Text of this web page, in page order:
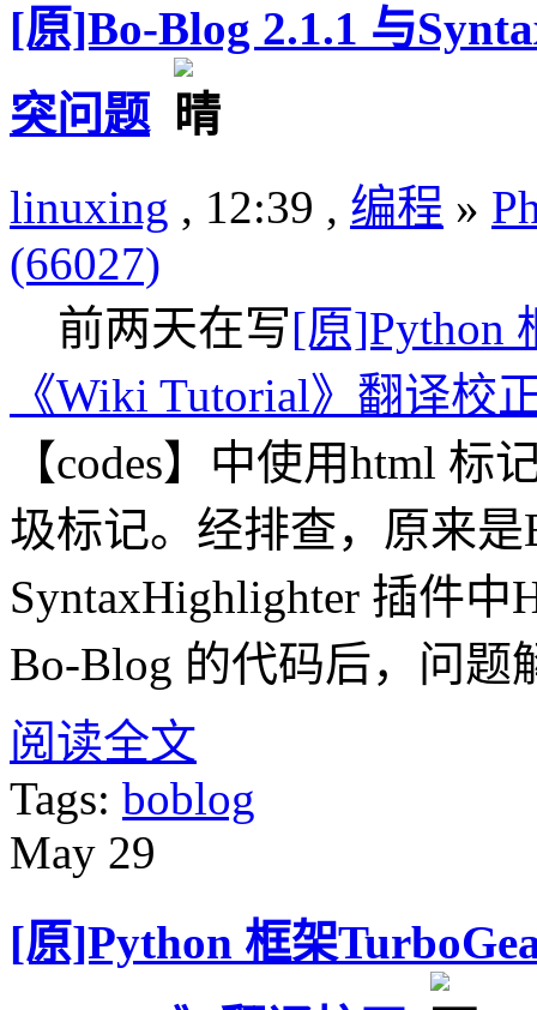
[原]Bo-Blog 2.1.1 与
突问题
linuxing , 12:39 , 编程 »
(66027)
前两天在写[原]Python
《Wiki Tutorial》翻译校
【codes】中使用html
圾标记。经排查，原来是
SyntaxHighlighter 插件
Bo-Blog 的代码后，问题
阅读全文
Tags: boblog
May 29
[原]Python 框架